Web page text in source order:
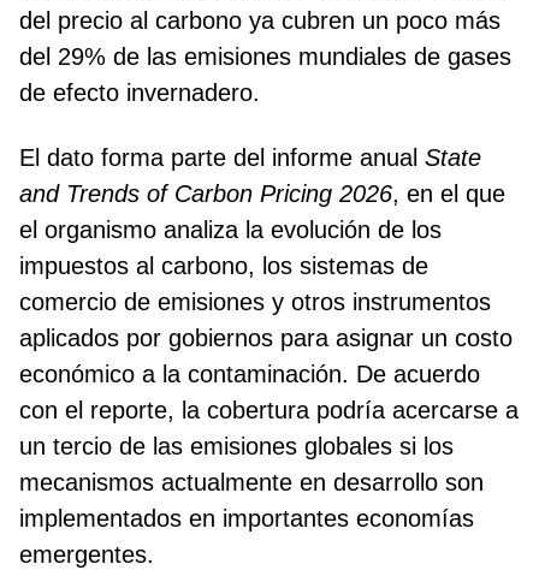
del precio al carbono ya cubren un poco más
del 29% de las emisiones mundiales de gases
de efecto invernadero.
El dato forma parte del informe anual State
and Trends of Carbon Pricing 2026, en el que
el organismo analiza la evolución de los
impuestos al carbono, los sistemas de
comercio de emisiones y otros instrumentos
aplicados por gobiernos para asignar un costo
económico a la contaminación. De acuerdo
con el reporte, la cobertura podría acercarse a
un tercio de las emisiones globales si los
mecanismos actualmente en desarrollo son
implementados en importantes economías
emergentes.